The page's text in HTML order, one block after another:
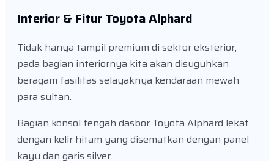
Interior & Fitur Toyota Alphard
Tidak hanya tampil premium di sektor eksterior,
pada bagian interiornya kita akan disuguhkan
beragam fasilitas selayaknya kendaraan mewah
para sultan.
Bagian konsol tengah dasbor Toyota Alphard lekat
dengan kelir hitam yang disematkan dengan panel
kayu dan garis silver.